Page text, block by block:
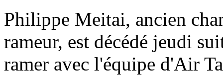
Philippe Meitai, ancien
rameur, est décédé jeudi
ramer avec l'équipe d'Air